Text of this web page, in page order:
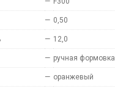
— 0,50
— 12,0
— ручная формовка
— оранжевый